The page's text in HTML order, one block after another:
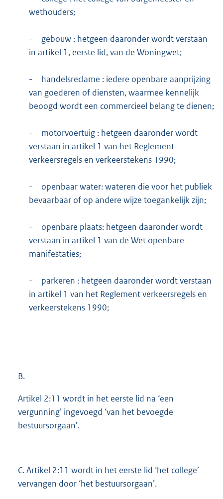
wethouders;
-
gebouw : hetgeen daaronder wordt verstaan
in artikel 1, eerste lid, van de Woningwet;
-
handelsreclame : iedere openbare aanprijzing
van goederen of diensten, waarmee kennelijk
beoogd wordt een commercieel belang te dienen;
-
motorvoertuig : hetgeen daaronder wordt
verstaan in artikel 1 van het Reglement
verkeersregels en verkeerstekens 1990;
-
openbaar water: wateren die voor het publiek
bevaarbaar of op andere wijze toegankelijk zijn;
-
openbare plaats: hetgeen daaronder wordt
verstaan in artikel 1 van de Wet openbare
manifestaties;
-
parkeren : hetgeen daaronder wordt verstaan
in artikel 1 van het Reglement verkeersregels en
verkeerstekens 1990;
B.
Artikel 2:11 wordt in het eerste lid na ‘een
vergunning’ ingevoegd ‘van het bevoegde
bestuursorgaan’.
C. Artikel 2:11 wordt in het eerste lid ‘het college’
vervangen door ‘het bestuursorgaan’.